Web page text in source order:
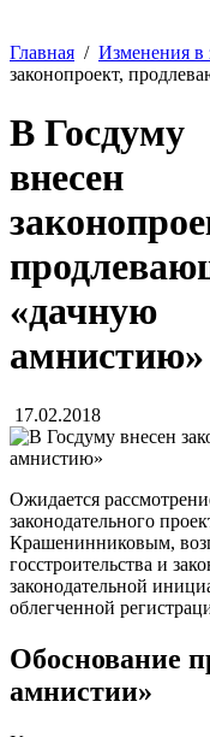
Главная / Изменения в
законопроект,
В Госдуму
внесен
«дачную
амнистию»
17.02.2018
Ожидается
законодательного
Крашенинниковым,
госстроительства и
законодательной
облегченной
Обоснование
амнистии»